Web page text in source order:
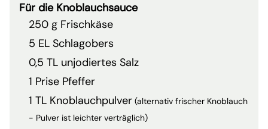
Für die Knoblauchsauce
250 g Frischkäse
5 EL Schlagobers
0,5 TL unjodiertes Salz
1 Prise Pfeffer
1 TL Knoblauchpulver (alternativ frischer Knoblauch
- Pulver ist leichter verträglich)